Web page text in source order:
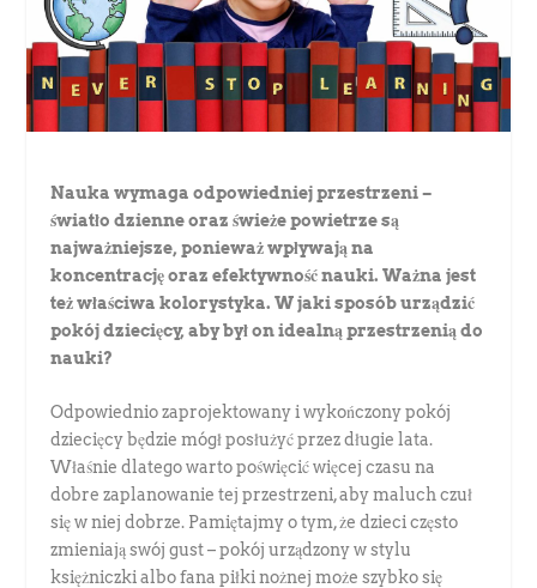
Nauka wymaga odpowiedniej przestrzeni –
światło dzienne oraz świeże powietrze są
najważniejsze, ponieważ wpływają na
koncentrację oraz efektywność nauki. Ważna jest
też właściwa kolorystyka. W jaki sposób urządzić
pokój dziecięcy, aby był on idealną przestrzenią do
nauki?
Odpowiednio zaprojektowany i wykończony pokój
dziecięcy będzie mógł posłużyć przez długie lata.
Właśnie dlatego warto poświęcić więcej czasu na
dobre zaplanowanie tej przestrzeni, aby maluch czuł
się w niej dobrze. Pamiętajmy o tym, że dzieci często
zmieniają swój gust – pokój urządzony w stylu
księżniczki albo fana piłki nożnej może szybko się